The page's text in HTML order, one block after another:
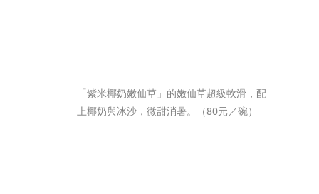
「紫米椰奶嫩仙草」的嫩仙草超級軟滑，配
上椰奶與冰沙，微甜消暑。（80元／碗）